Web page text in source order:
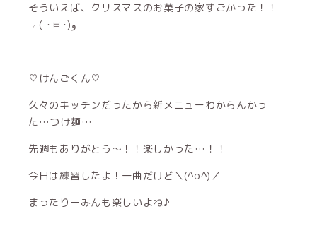
そういえば、クリスマスのお菓子の家すごかった！！
╭( ･ㅂ･)و
♡けんごくん♡
久々のキッチンだったから新メニューわからんかっ
た…つけ麺…
先週もありがとう〜！！楽しかった…！！
今日は練習したよ！一曲だけど＼(^o^)／
まったりーみんも楽しいよね♪